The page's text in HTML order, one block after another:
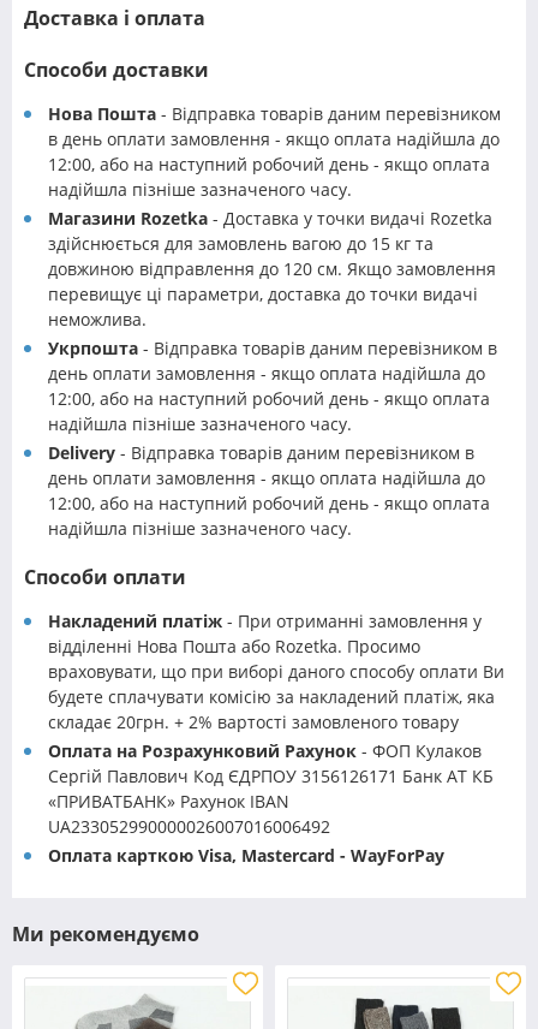
Доставка і оплата
Способи доставки
Нова Пошта - Відправка товарів даним перевізником
в день оплати замовлення - якщо оплата надійшла до
12:00, або на наступний робочий день - якщо оплата
надійшла пізніше зазначеного часу.
Магазини Rozetka - Доставка у точки видачі Rozetka
здійснюється для замовлень вагою до 15 кг та
довжиною відправлення до 120 см. Якщо замовлення
перевищує ці параметри, доставка до точки видачі
неможлива.
Укрпошта - Відправка товарів даним перевізником в
день оплати замовлення - якщо оплата надійшла до
12:00, або на наступний робочий день - якщо оплата
надійшла пізніше зазначеного часу.
Delivery - Відправка товарів даним перевізником в
день оплати замовлення - якщо оплата надійшла до
12:00, або на наступний робочий день - якщо оплата
надійшла пізніше зазначеного часу.
Способи оплати
Накладений платіж - При отриманні замовлення у
відділенні Нова Пошта або Rozetka. Просимо
враховувати, що при виборі даного способу оплати Ви
будете сплачувати комісію за накладений платіж, яка
складає 20грн. + 2% вартості замовленого товару
Оплата на Розрахунковий Рахунок - ФОП Кулаков
Сергій Павлович Код ЄДРПОУ 3156126171 Банк АТ КБ
«ПРИВАТБАНК» Рахунок IBAN
UA233052990000026007016006492
Оплата карткою Visa, Mastercard - WayForPay
Ми рекомендуємо